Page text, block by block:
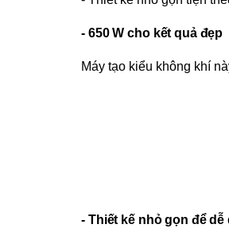
- 650 W cho kết quả đẹp
Máy tạo kiểu không khí
- Thiết kế nhỏ gọn để dễ